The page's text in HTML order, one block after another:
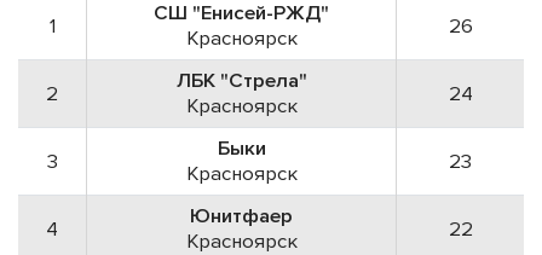
1
СШ "Енисей-РЖД"
Красноярск
26
2
ЛБК "Стрела"
Красноярск
24
3
Быки
Красноярск
23
4
Юнитфаер
Красноярск
22